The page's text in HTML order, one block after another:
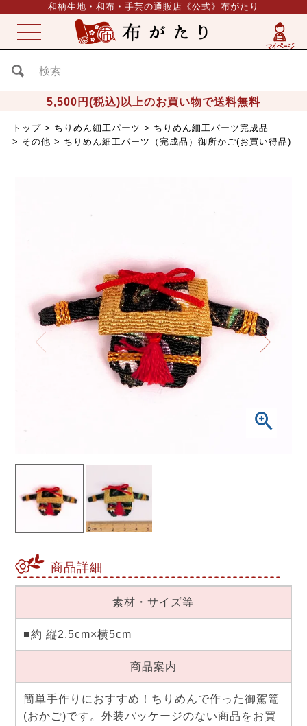
和柄生地・和布・手芸の通販店《公式》布がたり
5,500円(税込)以上のお買い物で送料無料
ME
NU
トップ ちりめん細工パーツ
ちりめん細工パーツ完成品
その他
ちりめん細工パーツ（完成品）御所かご(お買い得品)
商品詳細
素材・サイズ等
■約 縦2.5cm×横5cm
商品案内
簡単手作りにおすすめ！ちりめんで作った御駕篭
(おかご)です。外装パッケージのない商品をお買